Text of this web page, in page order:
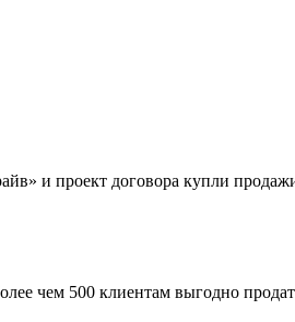
и проект договора купли
чем 500 клиентам выгодно